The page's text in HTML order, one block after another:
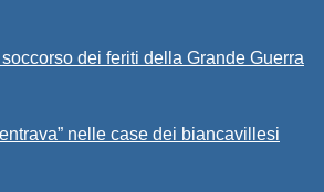
dei feriti della Grande Guerra
nelle case dei biancavillesi